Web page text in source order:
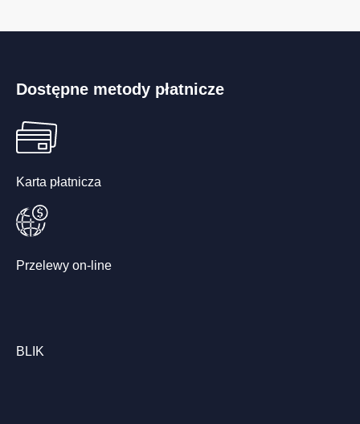
Dostępne metody płatnicze
Karta płatnicza
Przelewy on-line
BLIK